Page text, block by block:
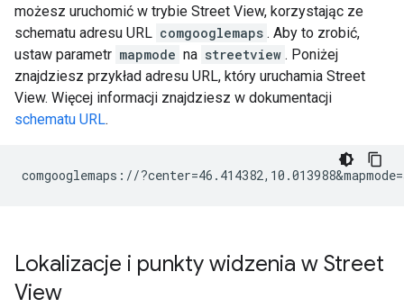
możesz uruchomić w trybie Street View, korzystając ze
schematu adresu URL comgooglemaps . Aby to zrobić,
ustaw parametr mapmode na streetview . Poniżej
znajdziesz przykład adresu URL, który uruchamia Street
View. Więcej informacji znajdziesz w dokumentacji
schematu URL.
Lokalizacje i punkty widzenia w Street
View